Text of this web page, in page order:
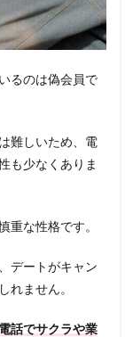
るのは偽会員で
難しいため、電
も少なくありま
重な性格です。
デートがキャン
れません。
電話でサクラや業